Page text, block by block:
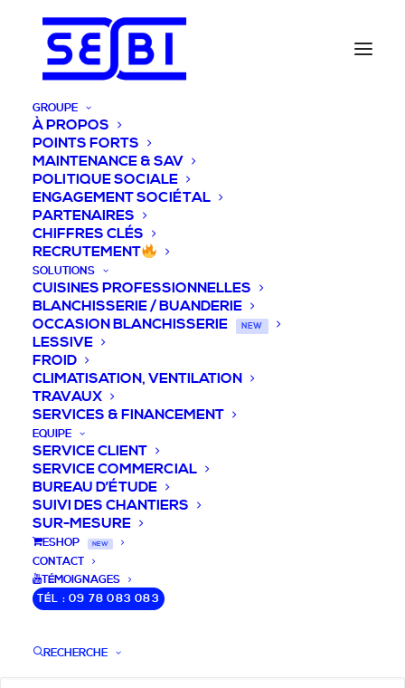
GROUPE
À PROPOS
POINTS FORTS
MAINTENANCE & SAV
POLITIQUE SOCIALE
ENGAGEMENT SOCIÉTAL
PARTENAIRES
CHIFFRES CLÉS
RECRUTEMENT
SOLUTIONS
CUISINES PROFESSIONNELLES
BLANCHISSERIE / BUANDERIE
OCCASION BLANCHISSERIE
NEW
LESSIVE
FROID
CLIMATISATION, VENTILATION
TRAVAUX
SERVICES & FINANCEMENT
EQUIPE
SERVICE CLIENT
SERVICE COMMERCIAL
BUREAU D’ÉTUDE
SUIVI DES CHANTIERS
SUR-MESURE
ESHOP NEW
CONTACT
TÉMOIGNAGES
TÉL : 09 78 083 083
RECHERCHE
DEVIS / CONSEILS /
QUESTIONS
votre projet de blanchisserie intégrée!